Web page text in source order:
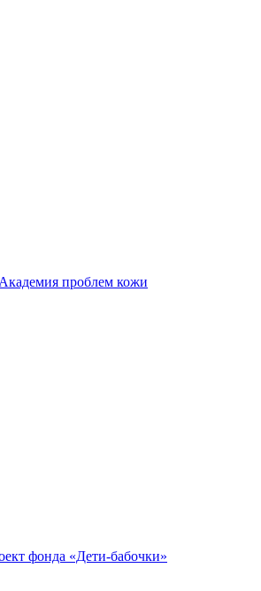
Академия проблем кожи
фонда «Дети-бабочки»